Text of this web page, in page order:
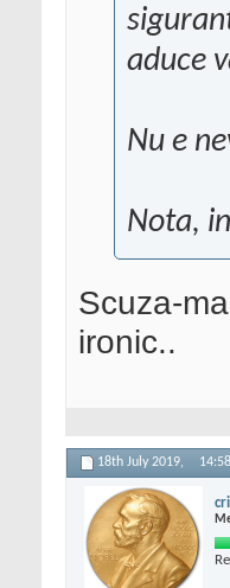
aduce
Nu e
Nota,
Scuza-
ironic..
18th July 2019, 14:58